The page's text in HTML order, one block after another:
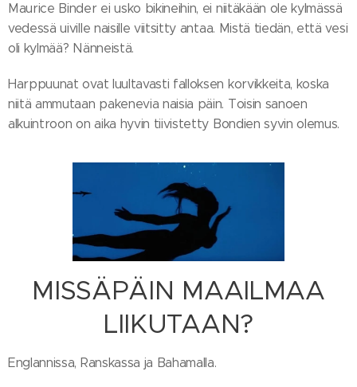
Maurice Binder ei usko bikineihin, ei niitäkään ole kylmässä
vedessä uiville naisille viitsitty antaa. Mistä tiedän, että vesi
oli kylmää? Nänneistä.
Harppuunat ovat luultavasti falloksen korvikkeita, koska
niitä ammutaan pakenevia naisia päin. Toisin sanoen
alkuintroon on aika hyvin tiivistetty Bondien syvin olemus.
MISSÄPÄIN MAAILMAA
LIIKUTAAN?
Englannissa, Ranskassa ja Bahamalla.